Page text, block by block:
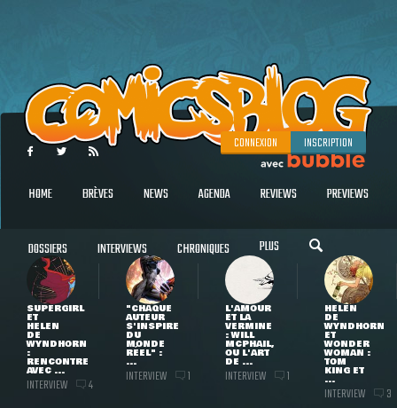
CONNEXION INSCRIPTION
HOME BRÈVES NEWS AGENDA REVIEWS PREVIEWS
DOSSIERS INTERVIEWS CHRONIQUES PLUS
SUPERGIRL
ET
HELEN
DE
WYNDHORN
:
RENCONTRE
AVEC ...
INTERVIEW 4
"CHAQUE
AUTEUR
S'INSPIRE
DU
MONDE
RÉEL" :
...
INTERVIEW 1
L'AMOUR
ET LA
VERMINE
: WILL
MCPHAIL,
OU L'ART
DE ...
INTERVIEW 1
HELEN
DE
WYNDHORN
ET
WONDER
WOMAN :
TOM
KING ET
...
INTERVIEW 3